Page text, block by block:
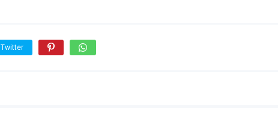
Twitter